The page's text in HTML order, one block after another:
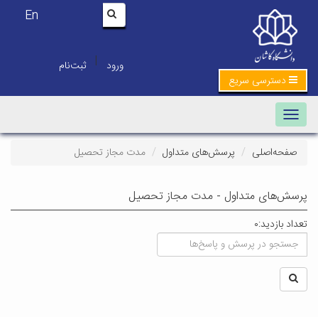
En
ورود | ثبت‌نام
دسترسی سریع
Toggle navigation
صفحه‌اصلی پرسش‌های متداول مدت مجاز تحصیل
پرسش‌های متداول - مدت مجاز تحصیل
تعداد بازدید:۰